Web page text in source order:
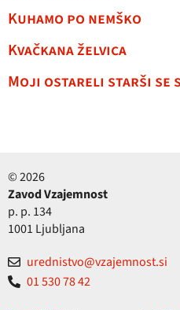
Kuhamo po nemško
Kvačkana želvica
Moji ostareli starši se
© 2026
Zavod Vzajemnost
p. p. 134
1001 Ljubljana
urednistvo@vzajemnost.si
01 530 78 42